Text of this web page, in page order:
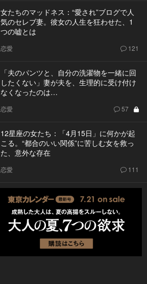
女たちのマッドネス：“愛され”ブログで人
気のセレブ妻。彼女の人生を狂わせた、1
つの嘘とは
恋愛 121
「夫のパンツと、自分の洗濯物を一緒に回
したくない」妻が夫を、生理的に受け付け
なくなったのは…
恋愛 57
12星座の女たち：「4月15日」に何かが起
こる。“都合のいい関係”に苦しむ女を救っ
た、意外な存在
恋愛 111